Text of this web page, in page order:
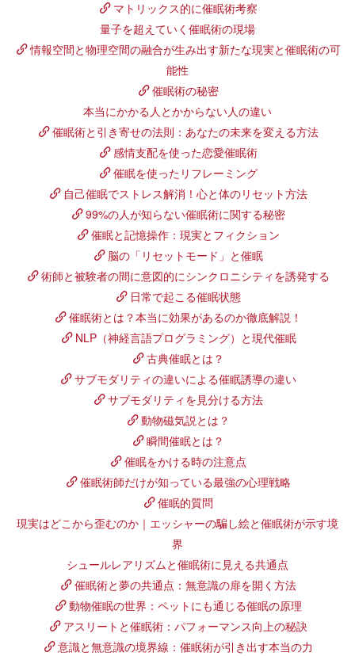
マトリックス的に催眠術考察
量子を超えていく催眠術の現場
情報空間と物理空間の融合が生み出す新たな現実と催眠術の可
能性
催眠術の秘密
本当にかかる人とかからない人の違い
催眠術と引き寄せの法則：あなたの未来を変える方法
感情支配を使った恋愛催眠術
催眠を使ったリフレーミング
自己催眠でストレス解消！心と体のリセット方法
99%の人が知らない催眠術に関する秘密
催眠と記憶操作：現実とフィクション
脳の「リセットモード」と催眠
術師と被験者の間に意図的にシンクロニシティを誘発する
日常で起こる催眠状態
催眠術とは？本当に効果があるのか徹底解説！
NLP（神経言語プログラミング）と現代催眠
古典催眠とは？
サブモダリティの違いによる催眠誘導の違い
サブモダリティを見分ける方法
動物磁気説とは？
瞬間催眠とは？
催眠をかける時の注意点
催眠術師だけが知っている最強の心理戦略
催眠的質問
現実はどこから歪むのか｜エッシャーの騙し絵と催眠術が示す境
界
シュールレアリズムと催眠術に見える共通点
催眠術と夢の共通点：無意識の扉を開く方法
動物催眠の世界：ペットにも通じる催眠の原理
アスリートと催眠術：パフォーマンス向上の秘訣
意識と無意識の境界線：催眠術が引き出す本当の力